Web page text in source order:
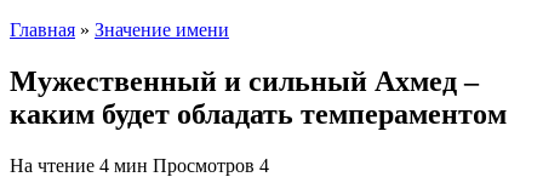
Главная » Значение имени
Мужественный и сильный Ахмед –
каким будет обладать темпераментом
На чтение 4 мин Просмотров 4